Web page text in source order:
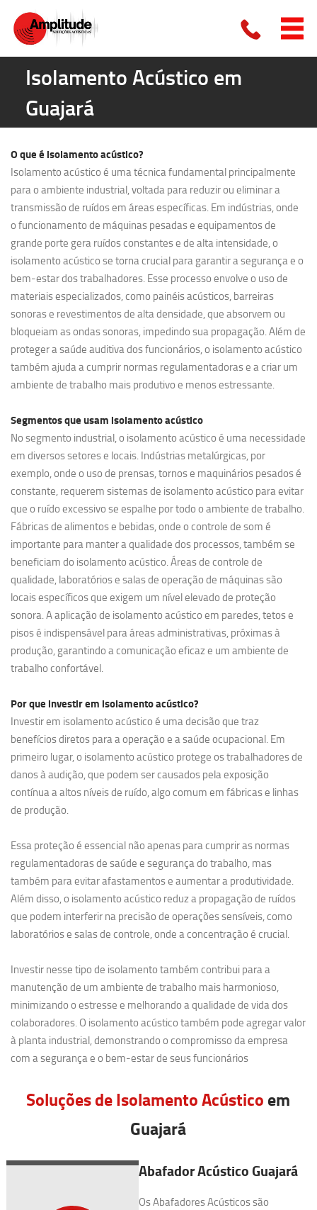
Isolamento Acústico em
Guajará
O que é isolamento acústico?
Isolamento acústico é uma técnica fundamental principalmente
para o ambiente industrial, voltada para reduzir ou eliminar a
transmissão de ruídos em áreas específicas. Em indústrias, onde
o funcionamento de máquinas pesadas e equipamentos de
grande porte gera ruídos constantes e de alta intensidade, o
isolamento acústico se torna crucial para garantir a segurança e o
bem-estar dos trabalhadores. Esse processo envolve o uso de
materiais especializados, como painéis acústicos, barreiras
sonoras e revestimentos de alta densidade, que absorvem ou
bloqueiam as ondas sonoras, impedindo sua propagação. Além de
proteger a saúde auditiva dos funcionários, o isolamento acústico
também ajuda a cumprir normas regulamentadoras e a criar um
ambiente de trabalho mais produtivo e menos estressante.
Segmentos que usam isolamento acústico
No segmento industrial, o isolamento acústico é uma necessidade
em diversos setores e locais. Indústrias metalúrgicas, por
exemplo, onde o uso de prensas, tornos e maquinários pesados é
constante, requerem sistemas de isolamento acústico para evitar
que o ruído excessivo se espalhe por todo o ambiente de trabalho.
Fábricas de alimentos e bebidas, onde o controle de som é
importante para manter a qualidade dos processos, também se
beneficiam do isolamento acústico. Áreas de controle de
qualidade, laboratórios e salas de operação de máquinas são
locais específicos que exigem um nível elevado de proteção
sonora. A aplicação de isolamento acústico em paredes, tetos e
pisos é indispensável para áreas administrativas, próximas à
produção, garantindo a comunicação eficaz e um ambiente de
trabalho confortável.
Por que investir em isolamento acústico?
Investir em isolamento acústico é uma decisão que traz
benefícios diretos para a operação e a saúde ocupacional. Em
primeiro lugar, o isolamento acústico protege os trabalhadores de
danos à audição, que podem ser causados pela exposição
contínua a altos níveis de ruído, algo comum em fábricas e linhas
de produção.
Essa proteção é essencial não apenas para cumprir as normas
regulamentadoras de saúde e segurança do trabalho, mas
também para evitar afastamentos e aumentar a produtividade.
Além disso, o isolamento acústico reduz a propagação de ruídos
que podem interferir na precisão de operações sensíveis, como
laboratórios e salas de controle, onde a concentração é crucial.
Investir nesse tipo de isolamento também contribui para a
manutenção de um ambiente de trabalho mais harmonioso,
minimizando o estresse e melhorando a qualidade de vida dos
colaboradores. O isolamento acústico também pode agregar valor
à planta industrial, demonstrando o compromisso da empresa
com a segurança e o bem-estar de seus funcionários
Soluções de Isolamento Acústico em
Guajará
Abafador Acústico Guajará
Os Abafadores Acústicos são